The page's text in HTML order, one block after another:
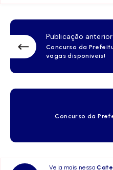
Publicação anterior
Concurso da
vagas disponíveis!
Concurso da
Veja mais nessa